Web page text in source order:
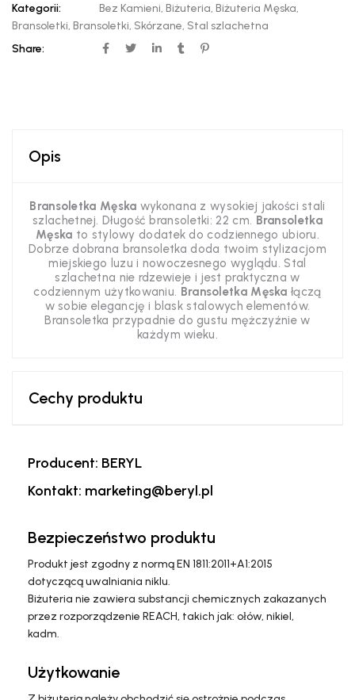
Kategorii:
Bez Kamieni, Biżuteria, Biżuteria Męska,
Bransoletki, Bransoletki, Skórzane, Stal szlachetna
Share:
Opis
Bransoletka Męska wykonana z wysokiej jakości stali
szlachetnej. Długość bransoletki: 22 cm. Bransoletka
Męska to stylowy dodatek do codziennego ubioru.
Dobrze dobrana bransoletka doda twoim stylizacjom
miejskiego luzu i nowoczesnego wyglądu. Stal
szlachetna nie rdzewieje i jest praktyczna w
codziennym użytkowaniu. Bransoletka Męska łączą
w sobie elegancję i blask stalowych elementów.
Bransoletka przypadnie do gustu mężczyźnie w
każdym wieku.
Cechy produktu
Producent: BERYL
Kontakt: marketing@beryl.pl
Bezpieczeństwo produktu
Produkt jest zgodny z normą EN 1811:2011+A1:2015
dotyczącą uwalniania niklu.
Biżuteria nie zawiera substancji chemicznych zakazanych
przez rozporządzenie REACH, takich jak: ołów, nikiel,
kadm.
Użytkowanie